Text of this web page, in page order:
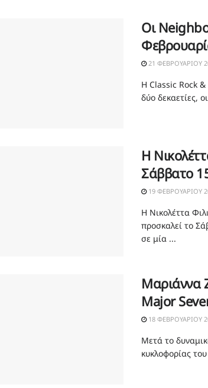
Οι
21 ΦΕΒΡΟΥΑΡΊΟΥ
Η Classic Rock
δύο δεκαετίες,
Η
Σάββατο
19 ΦΕΒΡΟΥΑΡΊΟΥ
Η Νικολέττα
προσκαλεί το
σε μία ...
Μαριάννα
Major
18 ΦΕΒΡΟΥΑΡΊΟΥ
Μετά το
κυκλοφορίας